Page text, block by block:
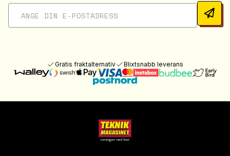
Gratis fraktalternativ Blixtsnabb leverans